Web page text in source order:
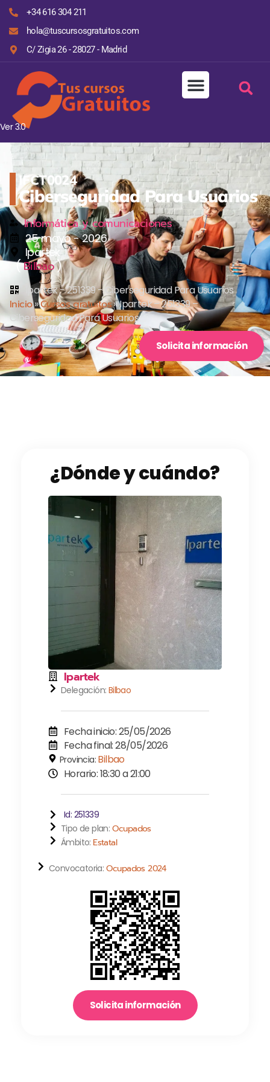
+34 616 304 211
hola@tuscursosgratuitos.com
C/ Zigia 26 - 28027 - Madrid
Ver 3.0
IFCT0024
Ciberseguridad Para Usuarios
Informática y comunicaciones
25 mayo - 2026
Ipartek
(Bilbao)
Ipartek - 251339 - Ciberseguridad Para Usuarios
Inicio»Cursos gratuitos»Ipartek – 251339 –
Ciberseguridad Para Usuarios
Solicita información
¿Dónde y cuándo?
Ipartek
Delegación: Bilbao
Fecha inicio: 25/05/2026
Fecha final: 28/05/2026
Provincia: Bilbao
Horario: 18:30 a 21:00
Id: 251339
Tipo de plan: Ocupados
Ámbito: Estatal
Convocatoria: Ocupados 2024
Solicita información